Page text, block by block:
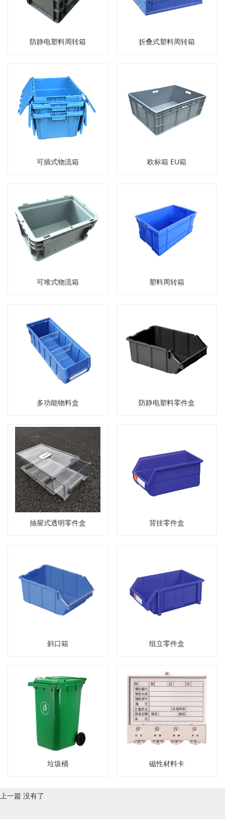
防静电塑料周转箱 折叠式塑料周转箱
可插式物流箱 欧标箱 EU箱
可堆式物流箱 塑料周转箱
多功能物料盒 防静电塑料零件盒
抽屉式透明零件盒 背挂零件盒
斜口箱 组立零件盒
垃圾桶 磁性材料卡
上一篇 没有了